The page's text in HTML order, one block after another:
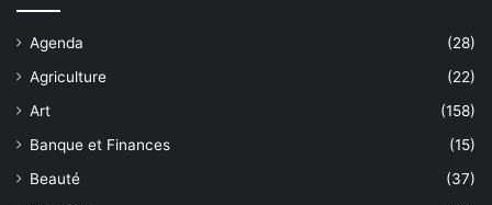
Agenda
(28)
Agriculture
(22)
Art
(158)
Banque et Finances
(15)
Beauté
(37)